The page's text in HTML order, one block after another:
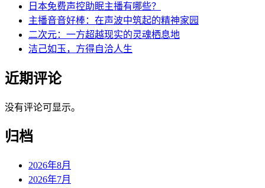
日本免费声控助眠主播有哪些？
主播音音好棒：在声波中筑起的精神家园
二次元：一方超越现实的灵魂栖息地
洁己如玉，方得自洽人生
近期评论
没有评论可显示。
归档
2026年8月
2026年7月